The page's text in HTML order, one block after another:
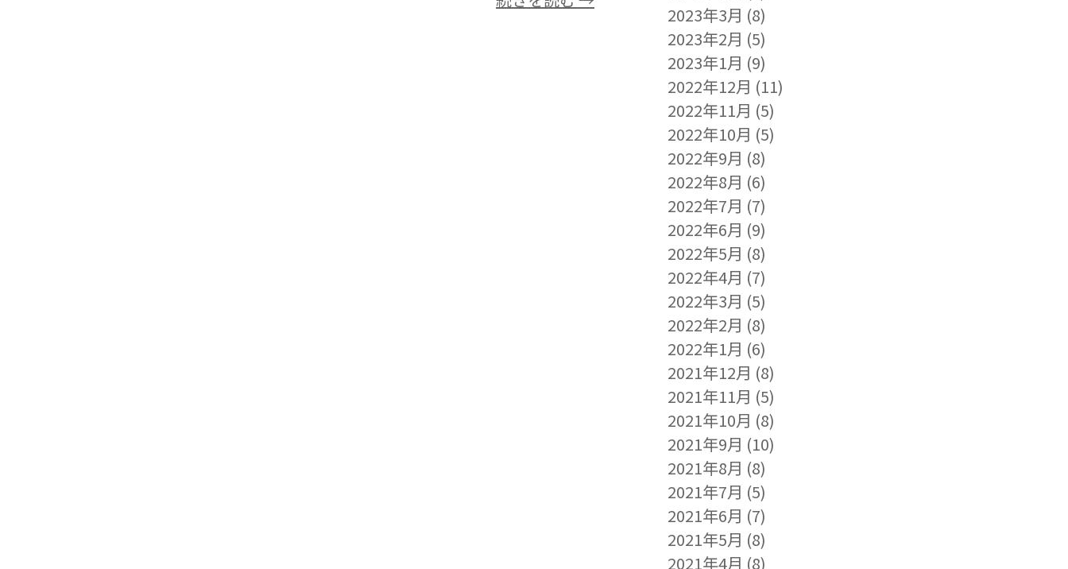
2023年3月 (8)
2023年2月 (5)
2023年1月 (9)
2022年12月 (11)
2022年11月 (5)
2022年10月 (5)
2022年9月 (8)
2022年8月 (6)
2022年7月 (7)
2022年6月 (9)
2022年5月 (8)
2022年4月 (7)
2022年3月 (5)
2022年2月 (8)
2022年1月 (6)
2021年12月 (8)
2021年11月 (5)
2021年10月 (8)
2021年9月 (10)
2021年8月 (8)
2021年7月 (5)
2021年6月 (7)
2021年5月 (8)
2021年4月 (8)